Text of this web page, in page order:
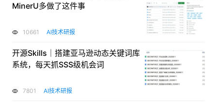
MinerU多做了这件事
10661 AI技术研报
开源Skills｜搭建亚马逊动态关键词库
系统，每天抓SSS级机会词
7801 AI技术研报